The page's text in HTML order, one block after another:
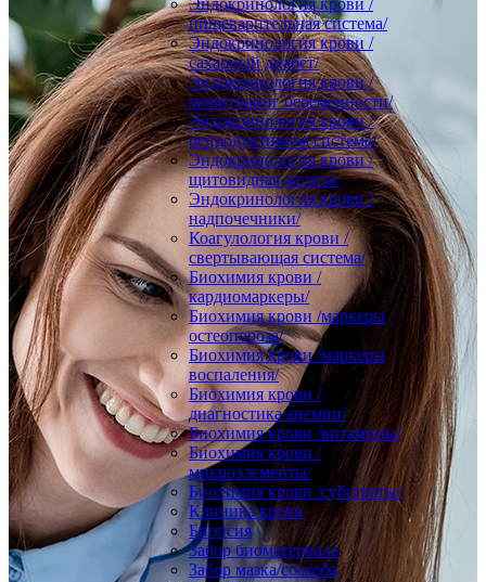
Эндокринология крови /
пищеварительная система/
Эндокринология крови /
сахарный диабет/
Эндокринология крови /
мониторинг беременности/
Эндокринология крови /
репродуктивная система/
Эндокринология крови /
щитовидная железа/
Эндокринология крови /
надпочечники/
Коагулология крови /
свертывающая система/
Биохимия крови /
кардиомаркеры/
Биохимия крови /маркеры
остеопороза/
Биохимия крови /маркеры
воспаления/
Биохимия крови /
диагностика анемии/
Биохимия крови /витамины/
Биохимия крови /
микроэлементы/
Биохимия крови /субстраты/
Клиника крови
Биопсия
Забор биоматериала
Забор мазка/соскоба